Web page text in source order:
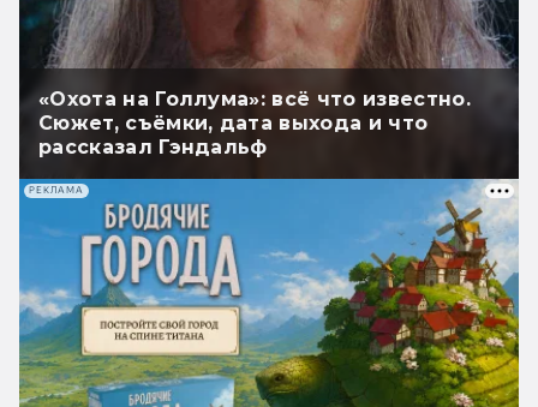
«Охота на Голлума»: всё что известно.
Сюжет, съёмки, дата выхода и что
рассказал Гэндальф
РЕКЛАМА